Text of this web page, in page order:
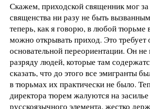
Скажем, приходской священник мог за
священства ни разу не быть
теперь, как я говорю, в любой тюрьме
можно открывать приход. Это требует
основательной переориентации. Он
разряду людей, которые там
сказать, что до этого все эмигранты
в тюрьмах их практически не было.
директора тюрем жалуются на засилье
русскоязычного элемента, жестко